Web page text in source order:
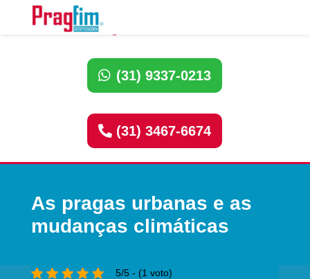
Ligue Dedetizadora:
(31) 9337-0213
(31) 3467-6674
As pragas urbanas e as
mudanças climáticas
5/5 - (1 voto)